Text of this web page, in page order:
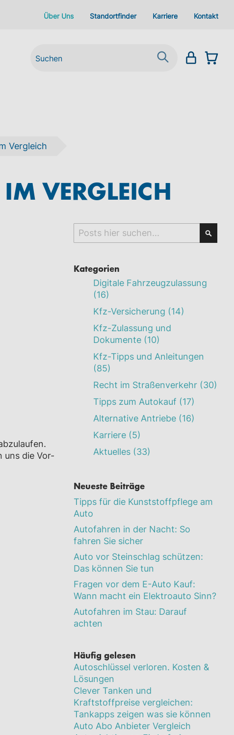
Über Uns Standortfinder Karriere Kontakt
Vergleich
VERGLEICH
uns die Vor-
Search
Kategorien
Digitale Fahrzeugzulassung
(16)
Kfz-Versicherung (14)
Kfz-Zulassung und
Dokumente (10)
Kfz-Tipps und Anleitungen
(85)
Recht im Straßenverkehr (30)
Tipps zum Autokauf (17)
Alternative Antriebe (16)
Karriere (5)
Aktuelles (33)
Neueste Beiträge
Tipps für die Kunststoffpflege am
Auto
Autofahren in der Nacht: So
fahren Sie sicher
Auto vor Steinschlag schützen:
Das können Sie tun
Fragen vor dem E-Auto Kauf:
Wann macht ein Elektroauto Sinn?
Autofahren im Stau: Darauf
achten
Häufig gelesen
Autoschlüssel verloren. Kosten &
Lösungen
Clever Tanken und
Kraftstoffpreise vergleichen:
Tankapps zeigen was sie können
Auto Abo Anbieter Vergleich